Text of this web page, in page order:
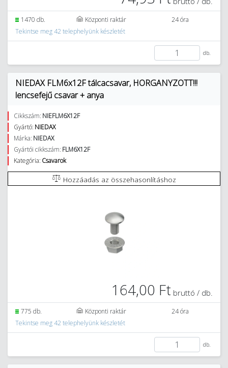
1470 db. Központi raktár
24 óra
Tekintse meg 42 telephelyünk készletét
db.
NIEDAX FLM6x12F tálcacsavar, HORGANYZOTT!!!
lencsefejű csavar + anya
Cikkszám: NIEFLM6X12F
Gyártó: NIEDAX
Márka: NIEDAX
Gyártói cikkszám: FLM6X12F
Kategória: Csavarok
Hozzáadás az összehasonlításhoz
164,00 Ft bruttó / db.
775 db. Központi raktár
24 óra
Tekintse meg 42 telephelyünk készletét
db.